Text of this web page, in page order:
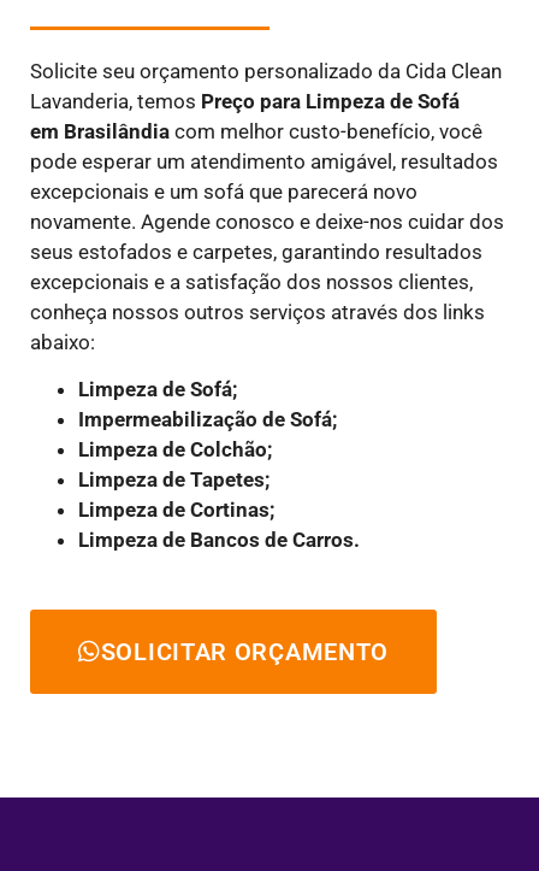
Solicite seu orçamento personalizado da Cida Clean
Lavanderia, temos Preço para Limpeza de Sofá
em Brasilândia com melhor custo-benefício, você
pode esperar um atendimento amigável, resultados
excepcionais e um sofá que parecerá novo
novamente. Agende conosco e deixe-nos cuidar dos
seus estofados e carpetes, garantindo resultados
excepcionais e a satisfação dos nossos clientes,
conheça nossos outros serviços através dos links
abaixo:
Limpeza de Sofá;
Impermeabilização de Sofá;
Limpeza de Colchão;
Limpeza de Tapetes;
Limpeza de Cortinas;
Limpeza de Bancos de Carros.
SOLICITAR ORÇAMENTO